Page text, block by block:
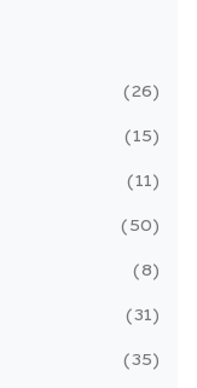
26
15
11
50
8
31
35